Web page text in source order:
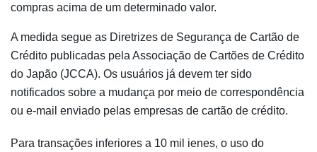
compras acima de um determinado valor.
A medida segue as Diretrizes de Segurança de Cartão de
Crédito publicadas pela Associação de Cartões de Crédito
do Japão (JCCA). Os usuários já devem ter sido
notificados sobre a mudança por meio de correspondência
ou e-mail enviado pelas empresas de cartão de crédito.
Para transações inferiores a 10 mil ienes, o uso do